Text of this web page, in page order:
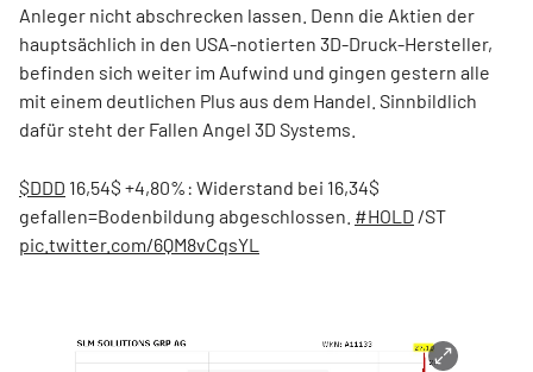
Anleger nicht abschrecken lassen. Denn die Aktien der
hauptsächlich in den USA-notierten 3D-Druck-Hersteller,
befinden sich weiter im Aufwind und gingen gestern alle
mit einem deutlichen Plus aus dem Handel. Sinnbildlich
dafür steht der Fallen Angel 3D Systems.
$DDD 16,54$ +4,80%: Widerstand bei 16,34$
gefallen=Bodenbildung abgeschlossen. #HOLD /ST
pic.twitter.com/6QM8vCqsYL